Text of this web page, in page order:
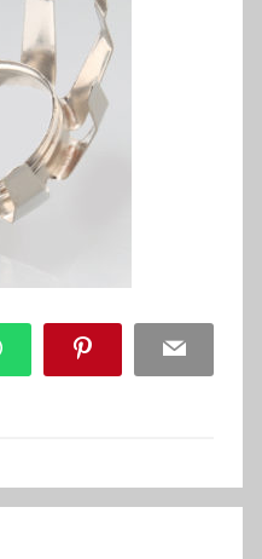
WhatsApp Pinterest Email